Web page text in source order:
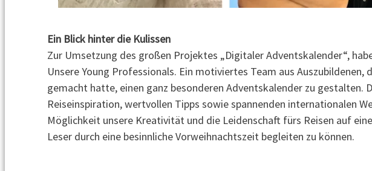
Ein Blick hinter die Kulissen
Zur Umsetzung des großen Projektes „Digitaler Adventskalender“,
Unsere Young Professionals. Ein motiviertes Team aus
gemacht hatte, einen ganz besonderen Adventskalender zu gestalten.
Reiseinspiration, wertvollen Tipps sowie spannenden internationalen
Möglichkeit unsere Kreativität und die Leidenschaft fürs Reisen auf
Leser durch eine besinnliche Vorweihnachtszeit begleiten zu können.